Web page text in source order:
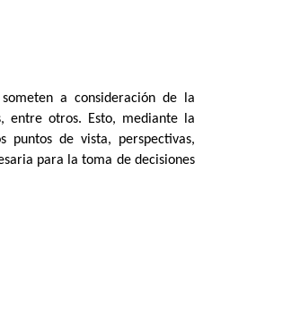
a consideración de la
entre otros. Esto, mediante la
de vista, perspectivas,
para la toma de decisiones